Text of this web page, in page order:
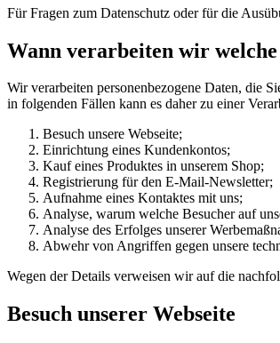
Für Fragen zum Datenschutz oder für die
Wann verarbeiten wir welche
Wir verarbeiten personenbezogene Daten, die
in folgenden Fällen kann es daher zu einer
Besuch unsere Webseite;
Einrichtung eines Kundenkontos;
Kauf eines Produktes in unserem Shop;
Registrierung für den E-Mail-Newsletter;
Aufnahme eines Kontaktes mit uns;
Analyse, warum welche Besucher auf
Analyse des Erfolges unserer
Abwehr von Angriffen gegen unsere
Wegen der Details verweisen wir auf die
Besuch unserer Webseite